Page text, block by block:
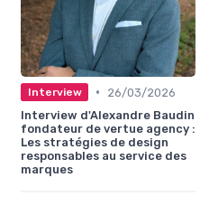
Interview •
26/03/2026
Interview d'Alexandre Baudin
fondateur de vertue agency :
Les stratégies de design
responsables au service des
marques